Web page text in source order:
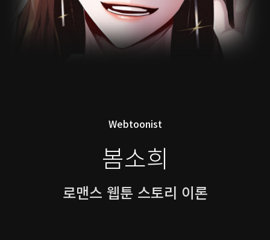
Webtoonist
봄소희
로맨스 웹툰 스토리 이론